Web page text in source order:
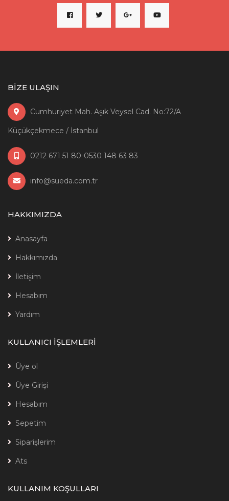
BİZE ULAŞIN
Cumhuriyet Mah. Aşık Veysel Cad. No:72/A
Küçükçekmece / İstanbul
0212 671 51 80-0530 148 63 83
info@sueda.com.tr
HAKKIMIZDA
Anasayfa
Hakkımızda
İletişim
Hesabım
Yardım
KULLANICI İŞLEMLERİ
Üye ol
Üye Girişi
Hesabım
Sepetim
Siparişlerim
Ats
KULLANIM KOŞULLARI